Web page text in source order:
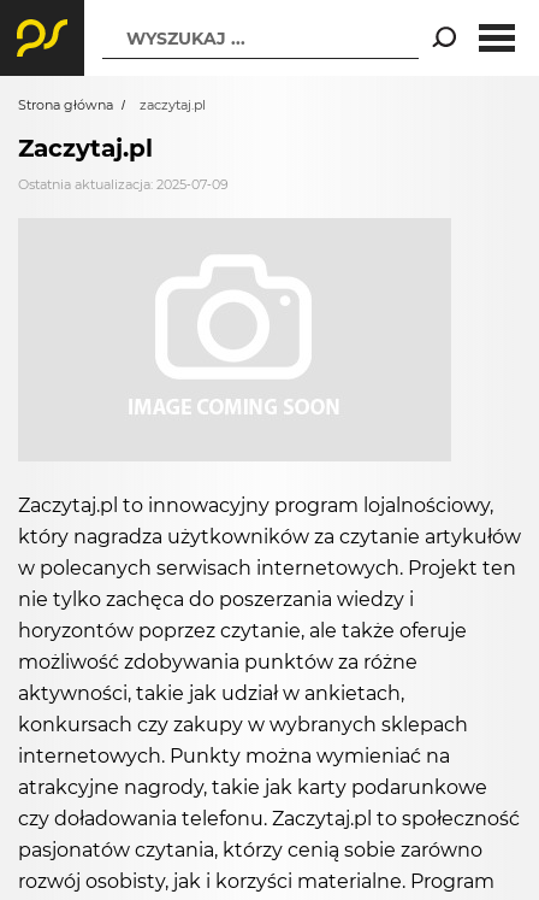
WYSZUKAJ ...
Strona główna zaczytaj.pl
Zaczytaj.pl
Ostatnia aktualizacja: 2025-07-09
Zaczytaj.pl to innowacyjny program lojalnościowy,
który nagradza użytkowników za czytanie artykułów
w polecanych serwisach internetowych. Projekt ten
nie tylko zachęca do poszerzania wiedzy i
horyzontów poprzez czytanie, ale także oferuje
możliwość zdobywania punktów za różne
aktywności, takie jak udział w ankietach,
konkursach czy zakupy w wybranych sklepach
internetowych. Punkty można wymieniać na
atrakcyjne nagrody, takie jak karty podarunkowe
czy doładowania telefonu. Zaczytaj.pl to społeczność
pasjonatów czytania, którzy cenią sobie zarówno
rozwój osobisty, jak i korzyści materialne. Program